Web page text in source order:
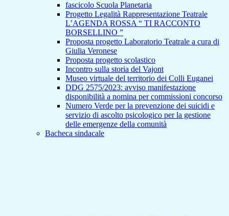
fascicolo Scuola Planetaria
Progetto Legalità Rappresentazione Teatrale
L’AGENDA ROSSA “ TI RACCONTO
BORSELLINO ”
Proposta progetto Laboratorio Teatrale a cura di
Giulia Veronese
Proposta progetto scolastico
Incontro sulla storia del Vajont
Museo virtuale del territorio dei Colli Euganei
DDG 2575/2023: avviso manifestazione
disponibilità a nomina per commissioni concorso
Numero Verde per la prevenzione dei suicidi e
servizio di ascolto psicologico per la gestione
delle emergenze della comunità
Bacheca sindacale